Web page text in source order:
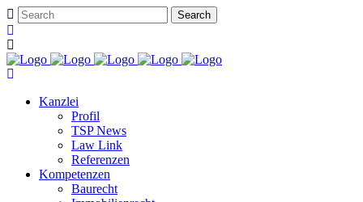
Kanzlei
Profil
TSP News
Law Link
Referenzen
Kompetenzen
Baurecht